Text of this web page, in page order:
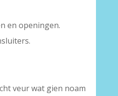
en openingen.
veur wat gien noam